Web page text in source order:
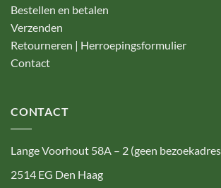
Bestellen en betalen
Verzenden
Retourneren | Herroepingsformulier
Contact
CONTACT
Lange Voorhout 58A – 2 (geen
2514 EG Den Haag